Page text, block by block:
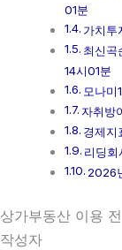
01분
가치투
최신
14시01분
모나미
자취방
경제지
리딩
2026
상가부동산 이용
작성자